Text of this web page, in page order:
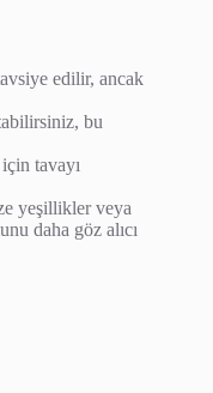
edilir, ancak
bu
tavayı
yeşillikler veya
daha göz alıcı